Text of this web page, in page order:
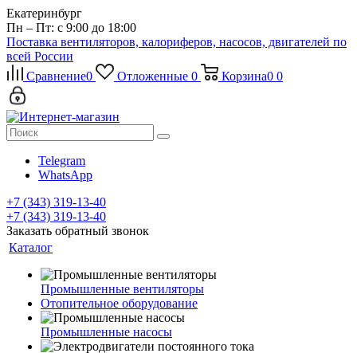
Екатеринбург
Пн – Пт: с 9:00 до 18:00
Поставка вентиляторов, калориферов, насосов, двигателей по
всей России
Сравнение0 Отложенные 0 Корзина0 0
Telegram
WhatsApp
+7 (343) 319-13-40
+7 (343) 319-13-40
Заказать обратный звонок
Каталог
Промышленные вентиляторы
Отопительное оборудование
Промышленные насосы